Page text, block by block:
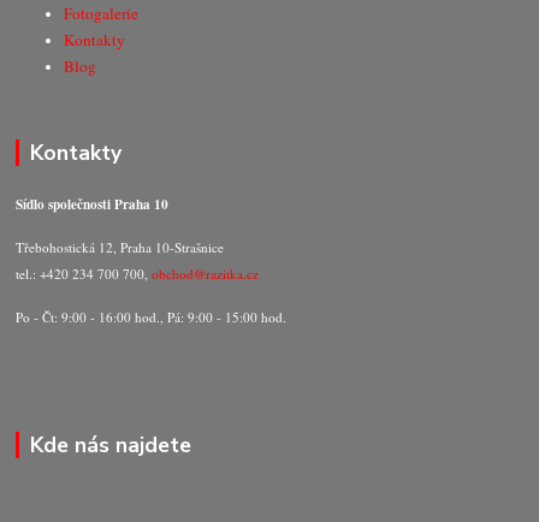
Fotogalerie
Kontakty
Blog
Kontakty
Sídlo společnosti Praha 10
Třebohostická 12, Praha 10-Strašnice
tel.: +420 234 700 700,obchod@razitka.cz
Po - Čt: 9:00 - 16:00 hod., Pá: 9:00 - 15:00 hod.
Kde nás najdete